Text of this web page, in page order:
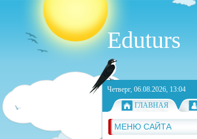
Eduturs
Четверг, 06.08.2026, 13:04
ГЛАВНАЯ
МЕНЮ САЙТА